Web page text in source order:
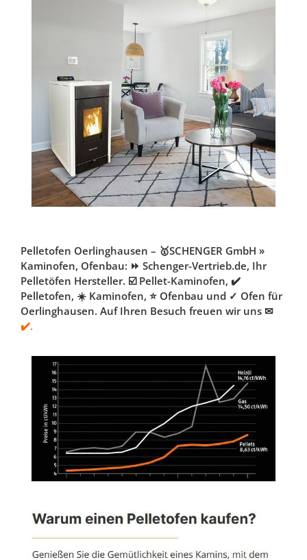
Pelletofen Oerlinghausen – 🥇SCHENGER GmbH »
Kaminofen, Ofenbau: ⏩ Schenger-Vertrieb.de, Ihr
Pelletöfen Hersteller. ☑️ Pellet-Kaminofen, ✔️
Pelletofen, ☀️ Kaminofen, ⭐ Ofenbau und ✓ Ofen für
Oerlinghausen. Auf Ihren Besuch freuen wir uns ✉
✔️.